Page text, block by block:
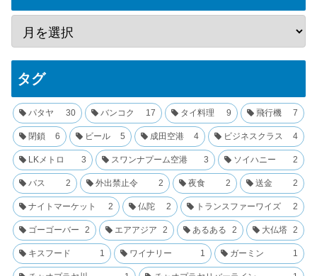
タグ
パタヤ 30 バンコク 17 タイ料理 9 飛行機 7
閉鎖 6 ビール 5 成田空港 4 ビジネスクラス 4
LKメトロ 3 スワンナプーム空港 3 ソイハニー 2
バス 2 外出禁止令 2 夜食 2 送金 2
ナイトマーケット 2 仏陀 2 トランスファーワイズ 2
ゴーゴーバー 2 エアアジア 2 あるある 2 大仏塔 2
キスフード 1 ワイナリー 1 ガーミン 1